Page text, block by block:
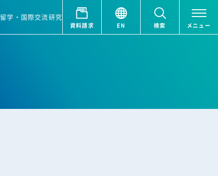
留学・国際交流研究
資料請求 EN 検索 メニュー